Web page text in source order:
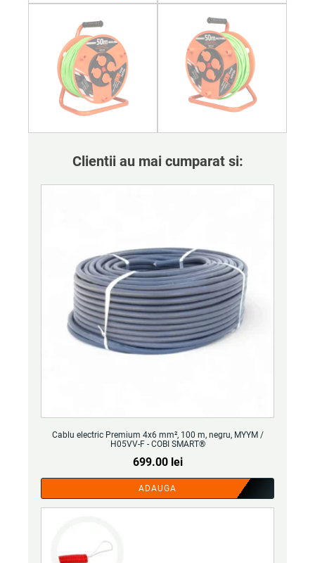
Clientii au mai cumparat si:
Cablu electric Premium 4x6 mm², 100 m, negru, MYYM /
H05VV-F - COBI SMART®
699.00 lei
ADAUGA